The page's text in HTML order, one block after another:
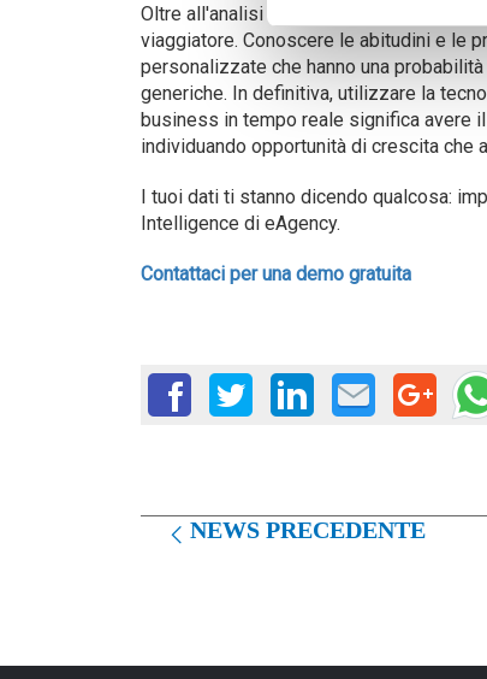
Oltre all'analisi dei margini, la
viaggiatore. Conoscere le abitudini e le
personalizzate che hanno una
generiche. In definitiva, utilizzare la
business in tempo reale significa avere
individuando opportunità di crescita che
I tuoi dati ti stanno dicendo qualcosa:
Intelligence di eAgency.
Contattaci per una demo gratuita
NEWS PRECEDENTE